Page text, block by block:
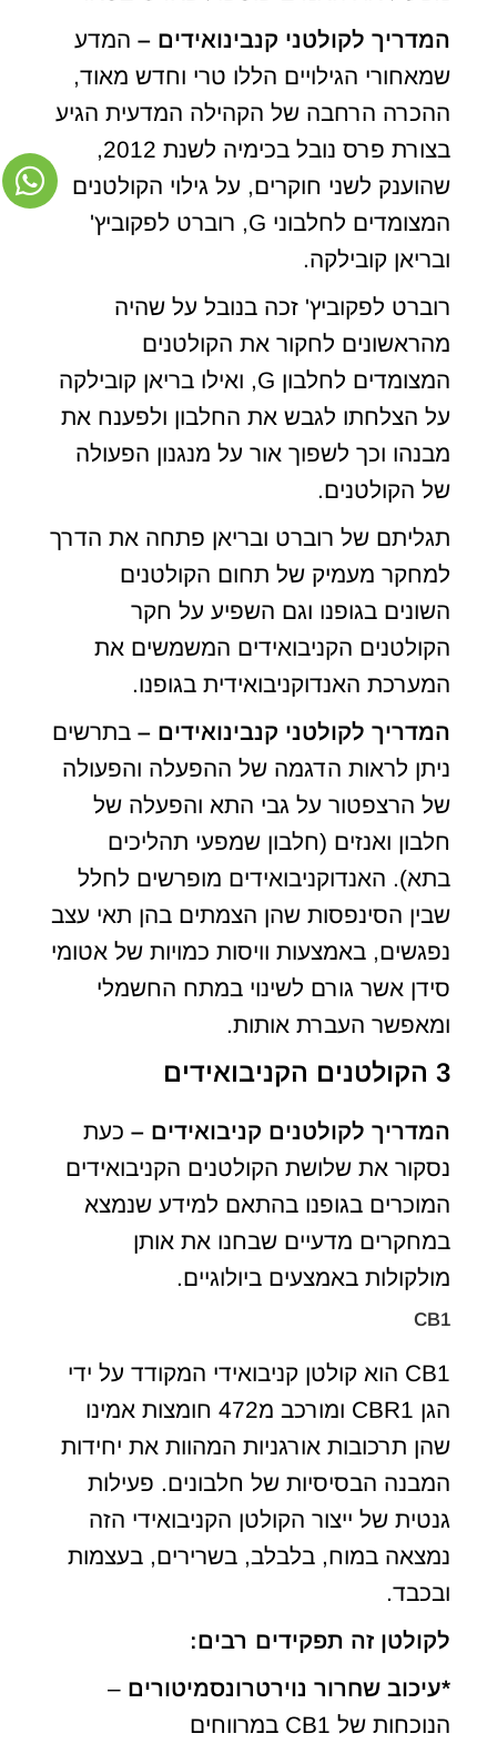
המדריך לקולטני קנבינואידים – המדע
שמאחורי הגילויים הללו טרי וחדש מאוד,
ההכרה הרחבה של הקהילה המדעית הגיע
בצורת פרס נובל בכימיה לשנת 2012,
שהוענק לשני חוקרים, על גילוי הקולטנים
המצומדים לחלבוני G, רוברט לפקוביץ'
ובריאן קובילקה.
רוברט לפקוביץ' זכה בנובל על שהיה
מהראשונים לחקור את הקולטנים
המצומדים לחלבון G, ואילו בריאן קובילקה
על הצלחתו לגבש את החלבון ולפענח את
מבנהו וכך לשפוך אור על מנגנון הפעולה
של הקולטנים.
תגליתם של רוברט ובריאן פתחה את הדרך
למחקר מעמיק של תחום הקולטנים
השונים בגופנו וגם השפיע על חקר
הקולטנים הקניבואידים המשמשים את
המערכת האנדוקניבואידית בגופנו.
המדריך לקולטני קנבינואידים – בתרשים
ניתן לראות הדגמה של ההפעלה והפעולה
של הרצפטור על גבי התא והפעלה של
חלבון ואנזים (חלבון שמפעי תהליכים
בתא). האנדוקניבואידים מופרשים לחלל
שבין הסינפסות שהן הצמתים בהן תאי עצב
נפגשים, באמצעות וויסות כמויות של אטומי
סידן אשר גורם לשינוי במתח החשמלי
ומאפשר העברת אותות.
3 הקולטנים הקניבואידים
המדריך לקולטנים קניבואידים – כעת
נסקור את שלושת הקולטנים הקניבואידים
המוכרים בגופנו בהתאם למידע שנמצא
במחקרים מדעיים שבחנו את אותן
מולקולות באמצעים ביולוגיים.
CB1
CB1 הוא קולטן קניבואידי המקודד על ידי
הגן CBR1 ומורכב מ472 חומצות אמינו
שהן תרכובות אורגניות המהוות את יחידות
המבנה הבסיסיות של חלבונים. פעילות
גנטית של ייצור הקולטן הקניבואידי הזה
נמצאה במוח, בלבלב, בשרירים, בעצמות
ובכבד.
לקולטן זה תפקידים רבים:
*עיכוב שחרור נוירטרונסמיטורים –
הנוכחות של CB1 במרווחים